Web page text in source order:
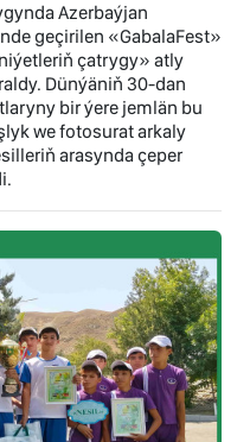
Azerbaýjan
geçirilen «GabalaFest»
çatrygy» atly
Dünýäniň 30-dan
bir ýere jemlän bu
we fotosurat arkaly
arasynda çeper